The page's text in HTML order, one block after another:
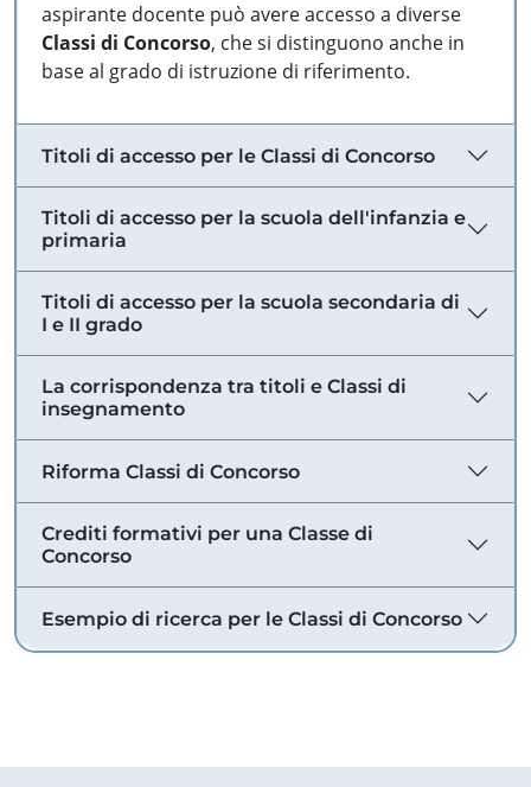
aspirante docente può avere accesso a diverse
Classi di Concorso, che si distinguono anche in
base al grado di istruzione di riferimento.
Titoli di accesso per le Classi di Concorso
Titoli di accesso per la scuola dell'infanzia e
primaria
Titoli di accesso per la scuola secondaria di
I e II grado
La corrispondenza tra titoli e Classi di
insegnamento
Riforma Classi di Concorso
Crediti formativi per una Classe di
Concorso
Esempio di ricerca per le Classi di Concorso